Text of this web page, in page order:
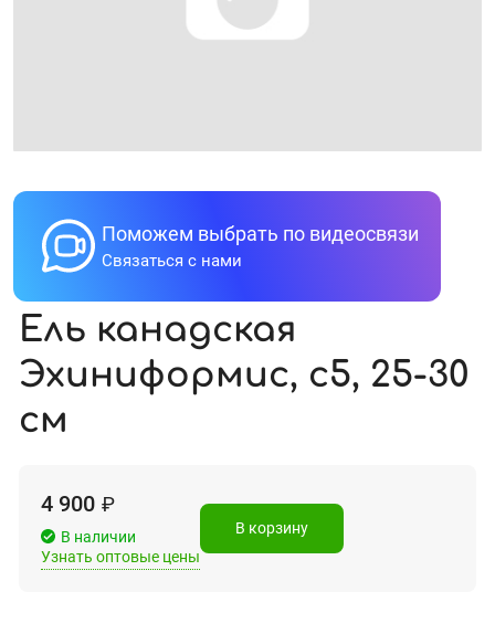
Поможем выбрать по видеосвязи
Связаться с нами
Ель канадская
Эхиниформис, с5, 25-30
см
4 900 ₽
В наличии
Узнать оптовые цены
В корзину